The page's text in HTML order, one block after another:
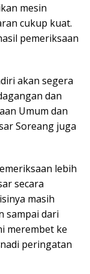
mesin
cukup kuat.
pemeriksaan
akan segera
dan
Umum dan
Soreang juga
lebih
secara
masih
sampai dari
merembet ke
peringatan